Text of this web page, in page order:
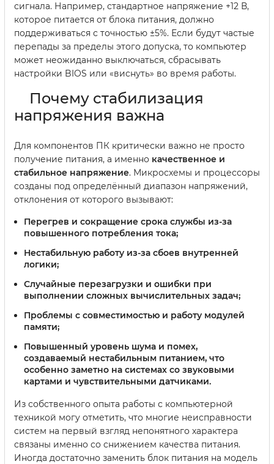
сигнала. Например, стандартное напряжение +12 В,
которое питается от блока питания, должно
поддерживаться с точностью ±5%. Если будут частые
перепады за пределы этого допускa, то компьютер
может неожиданно выключаться, сбрасывать
настройки BIOS или «виснуть» во время работы.
Почему стабилизация
напряжения важна
Для компонентов ПК критически важно не просто
получение питания, а именно качественное и
стабильное напряжение. Микросхемы и процессоры
созданы под определённый диапазон напряжений,
отклонения от которого вызывают:
Перегрев и сокращение срока службы из-за
повышенного потребления тока;
Нестабильную работу из-за сбоев внутренней
логики;
Случайные перезагрузки и ошибки при
выполнении сложных вычислительных задач;
Проблемы с совместимостью и работу модулей
памяти;
Повышенный уровень шума и помех,
создаваемый нестабильным питанием, что
особенно заметно на системах со звуковыми
картами и чувствительными датчиками.
Из собственного опыта работы с компьютерной
техникой могу отметить, что многие неисправности
систем на первый взгляд непонятного характера
связаны именно со снижением качества питания.
Иногда достаточно заменить блок питания на модель